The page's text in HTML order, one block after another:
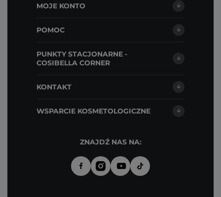
MOJE KONTO
POMOC
PUNKTY STACJONARNE -
COSIBELLA CORNER
KONTAKT
WSPARCIE KOSMETOLOGICZNE
ZNAJDŹ NAS NA: